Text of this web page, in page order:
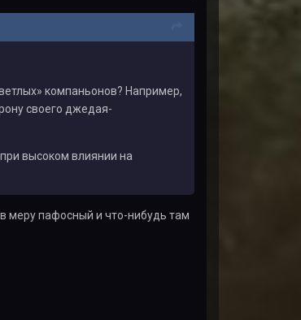
компаньонов? Например,
своего джедая-
высоком влиянии на
меру пафосный и что-нибудь там